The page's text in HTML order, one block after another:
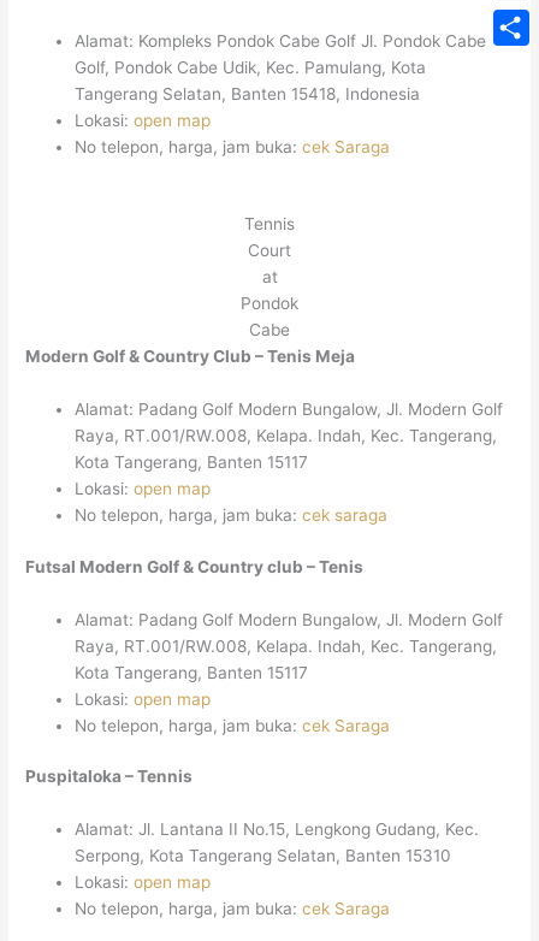
Alamat: Kompleks Pondok Cabe Golf Jl. Pondok Cabe
Golf, Pondok Cabe Udik, Kec. Pamulang, Kota
Tangerang Selatan, Banten 15418, Indonesia
Lokasi:open map
No telepon, harga, jam buka:cek Saraga
Tennis
Court
at
Pondok
Cabe
Modern Golf & Country Club – Tenis Meja
Alamat: Padang Golf Modern Bungalow, Jl. Modern Golf
Raya, RT.001/RW.008, Kelapa. Indah, Kec. Tangerang,
Kota Tangerang, Banten 15117
Lokasi:open map
No telepon, harga, jam buka:cek saraga
Futsal Modern Golf & Country club – Tenis
Alamat: Padang Golf Modern Bungalow, Jl. Modern Golf
Raya, RT.001/RW.008, Kelapa. Indah, Kec. Tangerang,
Kota Tangerang, Banten 15117
Lokasi:open map
No telepon, harga, jam buka:cek Saraga
Puspitaloka – Tennis
Alamat: Jl. Lantana II No.15, Lengkong Gudang, Kec.
Serpong, Kota Tangerang Selatan, Banten 15310
Lokasi:open map
No telepon, harga, jam buka:cek Saraga
Copy